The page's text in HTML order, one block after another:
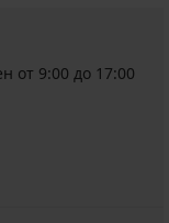
от 9:00 до 17:00